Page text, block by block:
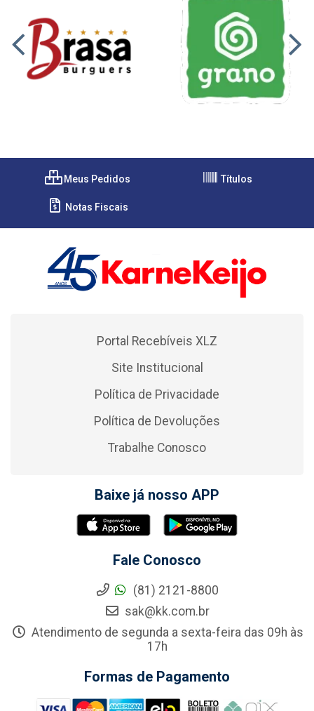
Meus Pedidos Títulos
Notas Fiscais
Portal Recebíveis XLZ
Site Institucional
Política de Privacidade
Política de Devoluções
Trabalhe Conosco
Baixe já nosso APP
Fale Conosco
(81) 2121-8800
sak@kk.com.br
Atendimento de segunda a sexta-feira das 09h às
17h
Formas de Pagamento